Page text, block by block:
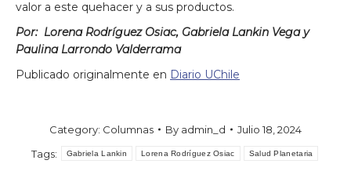
valor a este quehacer y a sus productos.
Por: Lorena Rodríguez Osiac, Gabriela Lankin Vega y
Paulina Larrondo Valderrama
Publicado originalmente en Diario UChile
Category: Columnas By admin_d
Julio 18, 2024
Tags:
Gabriela Lankin Lorena Rodríguez Osiac Salud Planetaria